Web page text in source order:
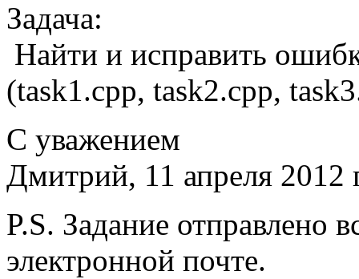
Задача:
Найти и исправить
(task1.cpp, task2.cpp,
С уважением
Дмитрий, 11 апреля 2012
P.S. Задание отправлено
электронной почте.